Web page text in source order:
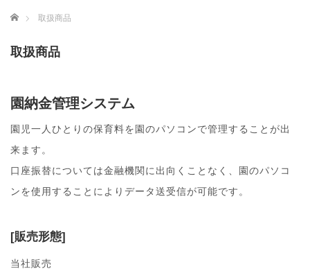
ホーム 取扱商品
取扱商品
園納金管理システム
園児一人ひとりの保育料を園のパソコンで管理することが出
来ます。
口座振替については金融機関に出向くことなく、園のパソコ
ンを使用することによりデータ送受信が可能です。
[販売形態]
当社販売